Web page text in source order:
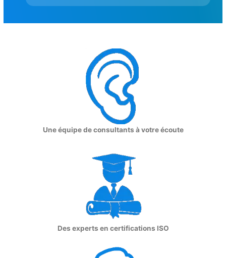
Une équipe de consultants à votre écoute
Des experts en certifications ISO